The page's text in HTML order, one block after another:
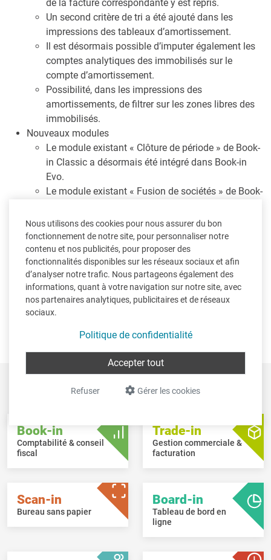
Nous utilisons des cookies pour nous assurer du bon
fonctionnement de notre site, pour personnaliser notre
contenu et nos publicités, pour proposer des
fonctionnalités disponibles sur les réseaux sociaux et afin
d’analyser notre trafic. Nous partageons également des
informations, quant à votre navigation sur notre site, avec
nos partenaires analytiques, publicitaires et de réseaux
sociaux.
Politique de confidentialité
Gérer les cookies
Refuser
Accepter tout
de la facture correspondante y est repris.
Un second critère de tri a été ajouté dans les
impressions des tableaux d’amortissement.
Il est désormais possible d’imputer également les
comptes analytiques des immobilisés sur le
compte d’amortissement.
Possibilité, dans les impressions des
amortissements, de filtrer sur les zones libres des
immobilisés.
Nouveaux modules
Le module existant « Clôture de période » de Book-
in Classic a désormais été intégré dans Book-in
Evo.
Le module existant « Fusion de sociétés » de Book-
Evo.
Le module existant « Vérification des numéros de
TVA » de Book-in Classic a désormais été intégré
dans Book-in Evo.
Un tout nouveau module « Rapports – Analyses »
est désormais disponible ; il permet de créer et
d’enregistrer des requêtes sur la base de données,
Aperçu deslogiciels Intec
Book-in
Comptabilité & conseil
fiscal
Trade-in
Gestion commerciale &
facturation
Scan-in
Bureau sans papier
Board-in
Tableau de bord en
ligne